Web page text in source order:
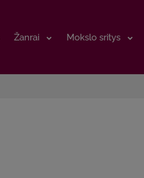
Žanrai Mokslo sritys
Žanrai Mokslo sritys